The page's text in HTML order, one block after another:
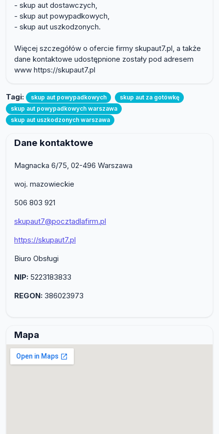
- skup aut dostawczych,
- skup aut powypadkowych,
- skup aut uszkodzonych.
Więcej szczegółów o ofercie firmy skupaut7.pl, a także
dane kontaktowe udostępnione zostały pod adresem
www https://skupaut7.pl
Tagi: skup aut powypadkowych
skup aut za gotówkę
skup aut powypadkowych warszawa
skup aut uszkodzonych warszawa
Dane kontaktowe
Magnacka 6/75, 02-496 Warszawa
woj. mazowieckie
506 803 921
skupaut7@pocztadlafirm.pl
https://skupaut7.pl
Biuro Obsługi
NIP: 5223183833
REGON: 386023973
Mapa